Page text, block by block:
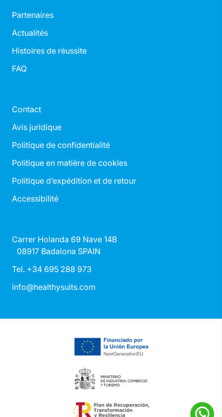
Partenaires
Actualités
Histoires de réussite
FAQ
Contact
Avis juridique
Politique de confidentialité
Politique en matière de cookies
Politique d’expédition et de retour
Accessibilité
Carrer Holanda 69 Nave 14B
08917 Badalona SPAIN
Tel. +34 695 288 973
info@healthysuits.com